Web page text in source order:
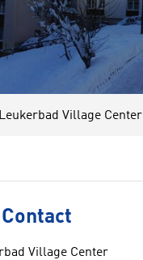
Village Center
Contact
Village Center